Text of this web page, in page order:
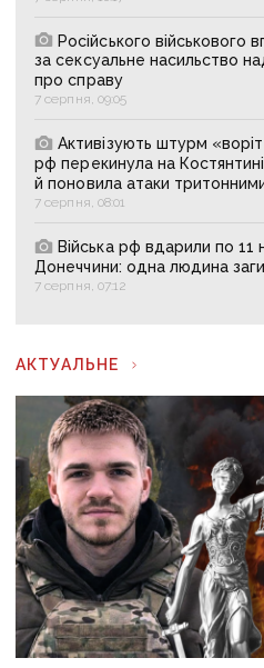
Російського військового
за сексуальне насильство
про справу
7 серпня, 09:05
Активізують штурм
рф перекинула на
й поновила атаки
7 серпня, 08:01
Війська рф вдарили по 11
Донеччини: одна людина
7 серпня, 07:12
АКТУАЛЬНЕ